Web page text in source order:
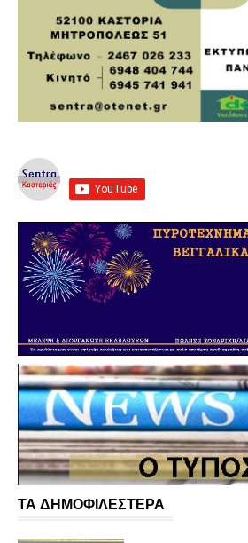
ΤΑ ΔΗΜΟΦΙΛΕΣΤΕΡΑ